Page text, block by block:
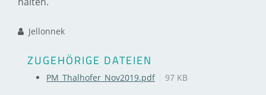
Jellonnek
ZUGEHÖRIGE DATEIEN
PM_Thalhofer_Nov2019.pdf 97 KB